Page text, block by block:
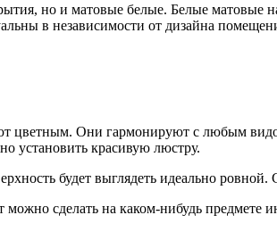
но и матовые белые. Белые матовые
в независимости от дизайна
цветным. Они гармонируют с любым
установить красивую люстру.
будет выглядеть идеально
сделать на каком-нибудь предмете